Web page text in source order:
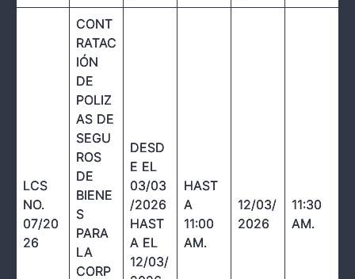
LCS
NO.
07/20
26
CONT
RATAC
IÓN
DE
POLIZ
AS DE
SEGU
ROS
DE
BIENE
S
PARA
LA
CORP
DESD
E EL
03/03
/2026
HAST
A EL
12/03/
HAST
A
11:00
AM.
12/03/
2026
11:30
AM.